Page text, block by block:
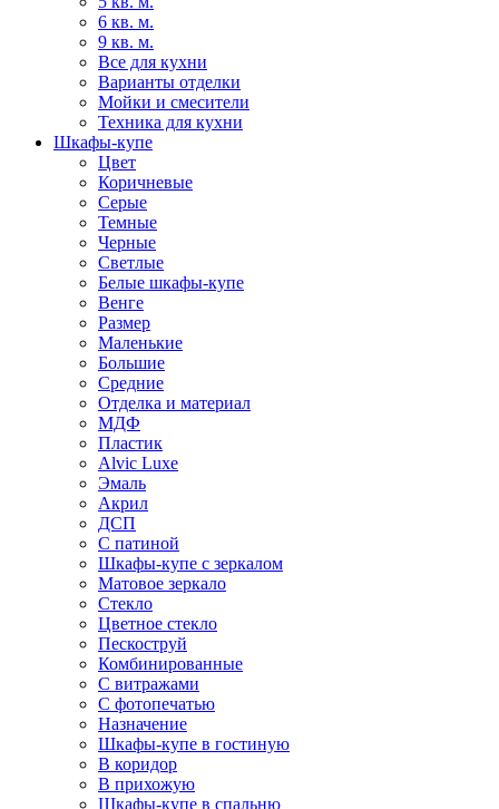
6 кв. м.
9 кв. м.
Все для кухни
Варианты отделки
Мойки и смесители
Техника для кухни
Шкафы-купе
Цвет
Коричневые
Серые
Темные
Черные
Светлые
Белые шкафы-купе
Венге
Размер
Маленькие
Большие
Средние
Отделка и материал
МДФ
Пластик
Alvic Luxe
Эмаль
Акрил
ДСП
С патиной
Шкафы-купе с зеркалом
Матовое зеркало
Стекло
Цветное стекло
Пескоструй
Комбинированные
С витражами
С фотопечатью
Назначение
Шкафы-купе в гостиную
В коридор
В прихожую
Шкафы-купе в спальню